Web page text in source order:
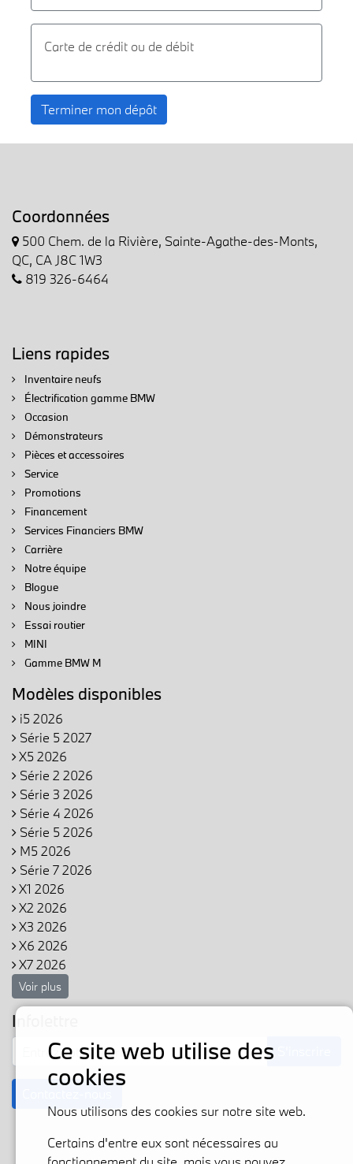
Carte de crédit ou de débit
Terminer mon dépôt
Coordonnées
500 Chem. de la Rivière, Sainte-Agathe-des-Monts,
QC, CA J8C 1W3
819 326-6464
Liens rapides
Inventaire neufs
Électrification gamme BMW
Occasion
Démonstrateurs
Pièces et accessoires
Service
Promotions
Financement
Services Financiers BMW
Carrière
Notre équipe
Blogue
Nous joindre
Essai routier
MINI
Gamme BMW M
Modèles disponibles
i5 2026
Série 5 2027
X5 2026
Série 2 2026
Série 3 2026
Série 4 2026
Série 5 2026
M5 2026
Série 7 2026
X1 2026
X2 2026
X3 2026
X6 2026
X7 2026
Voir plus
Infolettre
Ce site web utilise des
cookies
Nous utilisons des cookies sur notre site web.
Certains d'entre eux sont nécessaires au